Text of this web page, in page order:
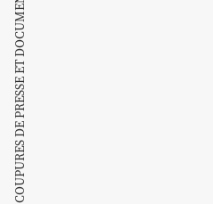
COUPURES DE PRESSE ET DOCUMENTS PSU